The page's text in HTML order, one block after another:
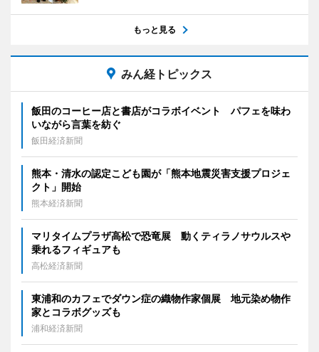
もっと見る
みん経トピックス
飯田のコーヒー店と書店がコラボイベント パフェを味わ
いながら言葉を紡ぐ
飯田経済新聞
熊本・清水の認定こども園が「熊本地震災害支援プロジェ
クト」開始
熊本経済新聞
マリタイムプラザ高松で恐竜展 動くティラノサウルスや
乗れるフィギュアも
高松経済新聞
東浦和のカフェでダウン症の織物作家個展 地元染め物作
家とコラボグッズも
浦和経済新聞